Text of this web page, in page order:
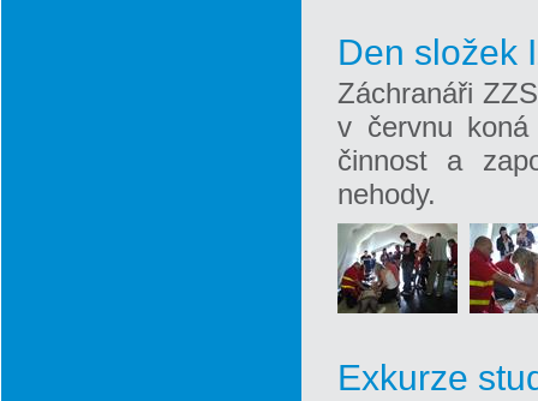
Den složek
Záchranáři
v červnu koná
činnost a
nehody.
Exkurze